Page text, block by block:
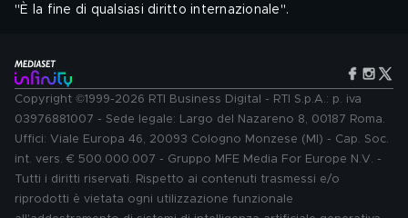
"È la fine di qualsiasi diritto internazionale".
Copyright ©1999-2026 RTI Business Digital - RTI S.p.A.: p. iva
03976881007 - Sede legale: Largo del Nazareno 8, 00187 Roma.
Uffici: Viale Europa 46, 20093 Cologno Monzese (MI) - Cap. Soc.
int. vers. € 500.000.007 - Gruppo MFE Media For Europe N.V. -
Tutti i diritti riservati. Rispetto ai contenuti trasmessi e/o
riprodotti è vietata ogni utilizzazione funzionale